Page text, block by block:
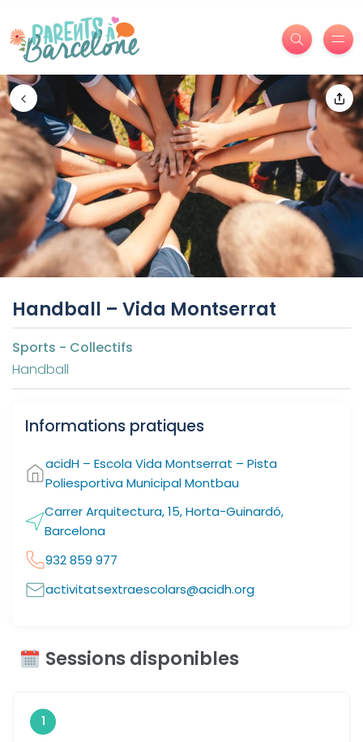
Handball – Vida Montserrat
Sports - Collectifs
Handball
Informations pratiques
acidH – Escola Vida Montserrat – Pista
Poliesportiva Municipal Montbau
Carrer Arquitectura, 15, Horta-Guinardó,
Barcelona
932 859 977
activitatsextraescolars@acidh.org
Sessions disponibles
1